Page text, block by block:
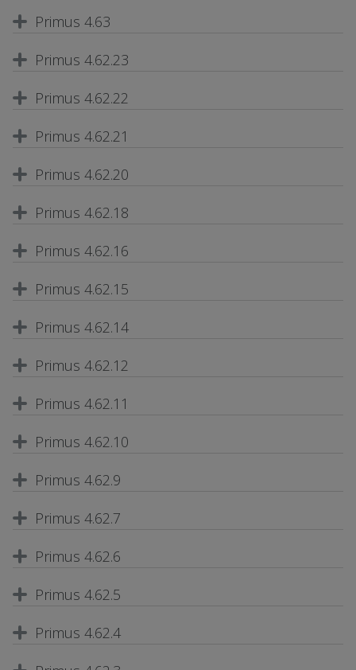
Primus 4.63
Primus 4.62.23
Primus 4.62.22
Primus 4.62.21
Primus 4.62.20
Primus 4.62.18
Primus 4.62.16
Primus 4.62.15
Primus 4.62.14
Primus 4.62.12
Primus 4.62.11
Primus 4.62.10
Primus 4.62.9
Primus 4.62.7
Primus 4.62.6
Primus 4.62.5
Primus 4.62.4